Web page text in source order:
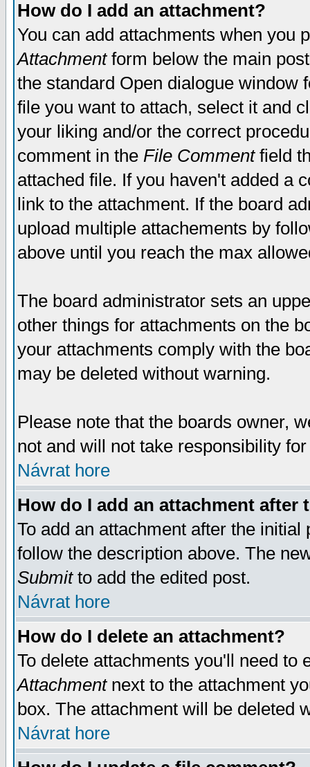
How do I add an attachment?
You can add attachments when you
Attachmentform below the main
the standard Open dialogue window
file you want to attach, select it and
your liking and/or the correct
comment in the File Commentfield
attached file. If you haven't added a
link to the attachment. If the board
upload multiple attachements by
above until you reach the max
The board administrator sets an
other things for attachments on the
your attachments comply with the
may be deleted without warning.
Please note that the boards owner,
not and will not take responsibility
Návrat hore
How do I add an attachment after
To add an attachment after the
follow the description above. The
Submitto add the edited post.
Návrat hore
How do I delete an attachment?
To delete attachments you'll need
Attachmentnext to the attachment
box. The attachment will be deleted
Návrat hore